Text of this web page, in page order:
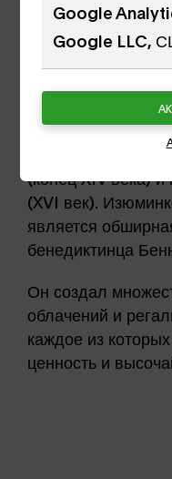
Впечатляющая
параментской
представлена в
ежегодно
Среди этих
разных эпох - так
(конец XIV века)
(XVI век).
является
бенедиктинца
Он создал
облачений и
каждое из
ценность и
Google
Google LLC,